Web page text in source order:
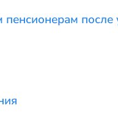
после